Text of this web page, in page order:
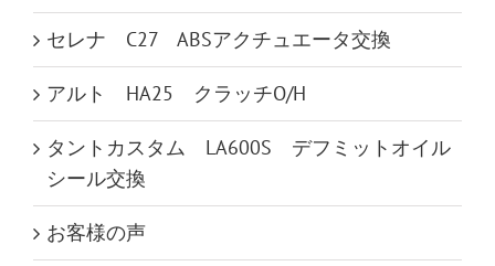
セレナ C27 ABSアクチュエータ交換
アルト HA25 クラッチO/H
タントカスタム LA600S デフミットオイル
シール交換
お客様の声